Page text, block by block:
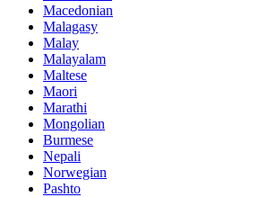
Macedonian
Malagasy
Malay
Malayalam
Maltese
Maori
Marathi
Mongolian
Burmese
Nepali
Norwegian
Pashto